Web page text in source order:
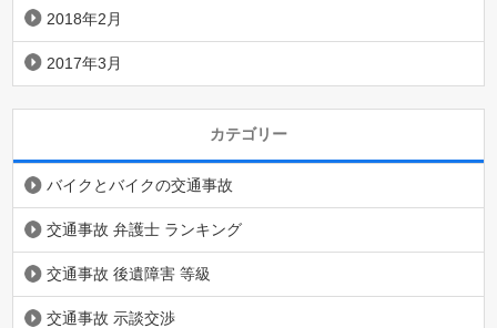
2018年2月
2017年3月
カテゴリー
バイクとバイクの交通事故
交通事故 弁護士 ランキング
交通事故 後遺障害 等級
交通事故 示談交渉